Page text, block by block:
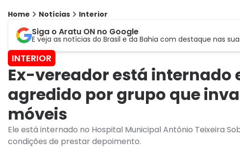
Home Notícias Interior
Siga o Aratu ON no Google
E veja as notícias do Brasil e da Bahia com destaque nas
INTERIOR
Ex-vereador está internado
agredido por grupo que
móveis
Ele está internado no Hospital Municipal Antônio Teixeira
condições de prestar depoimento.